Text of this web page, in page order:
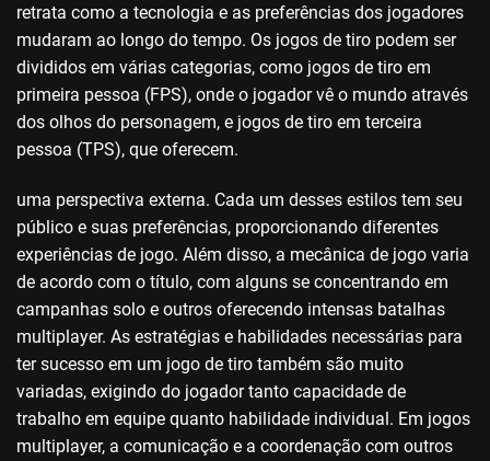
retrata como a tecnologia e as preferências dos jogadores
mudaram ao longo do tempo. Os jogos de tiro podem ser
divididos em várias categorias, como jogos de tiro em
primeira pessoa (FPS), onde o jogador vê o mundo através
dos olhos do personagem, e jogos de tiro em terceira
pessoa (TPS), que oferecem.
uma perspectiva externa. Cada um desses estilos tem seu
público e suas preferências, proporcionando diferentes
experiências de jogo. Além disso, a mecânica de jogo varia
de acordo com o título, com alguns se concentrando em
campanhas solo e outros oferecendo intensas batalhas
multiplayer. As estratégias e habilidades necessárias para
ter sucesso em um jogo de tiro também são muito
variadas, exigindo do jogador tanto capacidade de
trabalho em equipe quanto habilidade individual. Em jogos
multiplayer, a comunicação e a coordenação com outros